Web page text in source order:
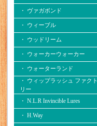
・ ヴァガボンド
・ ウィーブル
・ ウッドリーム
・ ウォーカーウォーカー
・ ウォーターランド
・ ウィップラッシュ ファクト
リー
・ N.L.R Invincible Lures
・ H.Way